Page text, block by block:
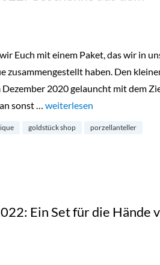
Euch mit einem Paket, das wir in
zusammengestellt haben. Den
2020 gelauncht mit dem
sonst … „Adventsgewinne 2022:
weiterlesen
goldstück shop
porzellanteller
Ein Set für die Hände